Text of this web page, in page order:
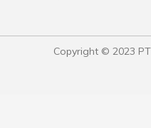
Copyright © 2023